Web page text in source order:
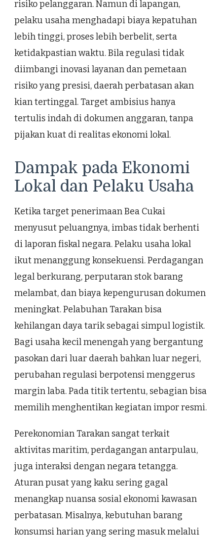
risiko pelanggaran. Namun di lapangan,
pelaku usaha menghadapi biaya kepatuhan
lebih tinggi, proses lebih berbelit, serta
ketidakpastian waktu. Bila regulasi tidak
diimbangi inovasi layanan dan pemetaan
risiko yang presisi, daerah perbatasan akan
kian tertinggal. Target ambisius hanya
tertulis indah di dokumen anggaran, tanpa
pijakan kuat di realitas ekonomi lokal.
Dampak pada Ekonomi
Lokal dan Pelaku Usaha
Ketika target penerimaan Bea Cukai
menyusut peluangnya, imbas tidak berhenti
di laporan fiskal negara. Pelaku usaha lokal
ikut menanggung konsekuensi. Perdagangan
legal berkurang, perputaran stok barang
melambat, dan biaya kepengurusan dokumen
meningkat. Pelabuhan Tarakan bisa
kehilangan daya tarik sebagai simpul logistik.
Bagi usaha kecil menengah yang bergantung
pasokan dari luar daerah bahkan luar negeri,
perubahan regulasi berpotensi menggerus
margin laba. Pada titik tertentu, sebagian bisa
memilih menghentikan kegiatan impor resmi.
Perekonomian Tarakan sangat terkait
aktivitas maritim, perdagangan antarpulau,
juga interaksi dengan negara tetangga.
Aturan pusat yang kaku sering gagal
menangkap nuansa sosial ekonomi kawasan
perbatasan. Misalnya, kebutuhan barang
konsumsi harian yang sering masuk melalui